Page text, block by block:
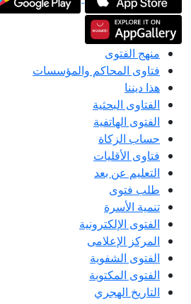
منهج الفتوى
فتاوى المحاكم والمؤسسات
هذا ديننا
الفتاوى البحثية
الفتوى الهاتفية
حساب الزكاة
فتاوى الأقليات
التعليم عن بعد
طلب فتوى
تنمية الأسرة
الفتوى الإلكترونية
المركز الإعلامى
الفتوى الشفوية
الفتوى المكتوبة
التاريخ الهجري